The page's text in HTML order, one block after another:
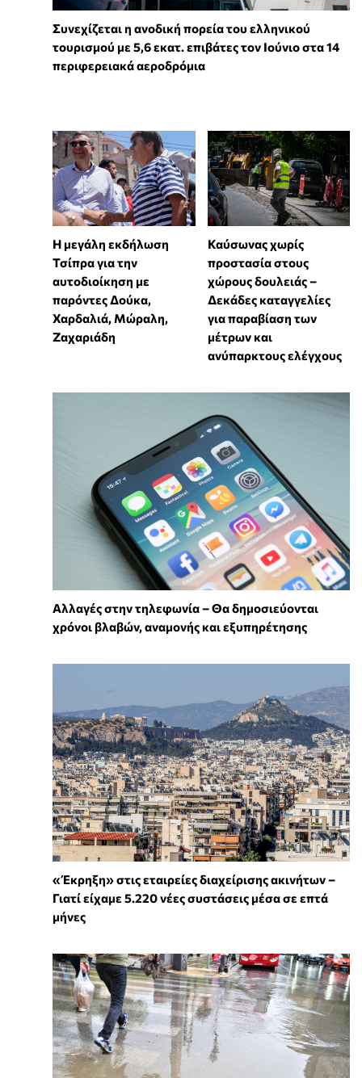
Συνεχίζεται η ανοδική πορεία του ελληνικού
τουρισμού με 5,6 εκατ. επιβάτες τον Ιούνιο στα 14
περιφερειακά αεροδρόμια
Η μεγάλη εκδήλωση
Τσίπρα για την
αυτοδιοίκηση με
παρόντες Δούκα,
Χαρδαλιά, Μώραλη,
Ζαχαριάδη
Καύσωνας χωρίς
προστασία στους
χώρους δουλειάς –
Δεκάδες καταγγελίες
για παραβίαση των
μέτρων και
ανύπαρκτους ελέγχους
Αλλαγές στην τηλεφωνία – Θα δημοσιεύονται
χρόνοι βλαβών, αναμονής και εξυπηρέτησης
«Έκρηξη» στις εταιρείες διαχείρισης ακινήτων –
Γιατί είχαμε 5.220 νέες συστάσεις μέσα σε επτά
μήνες